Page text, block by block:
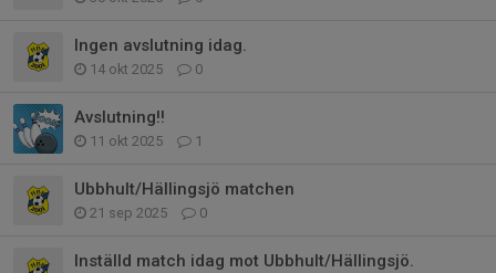
Ingen avslutning idag.
14 okt 2025 0
Avslutning!!
11 okt 2025 1
Ubbhult/Hällingsjö matchen
21 sep 2025 0
Inställd match idag mot Ubbhult/Hällingsjö.